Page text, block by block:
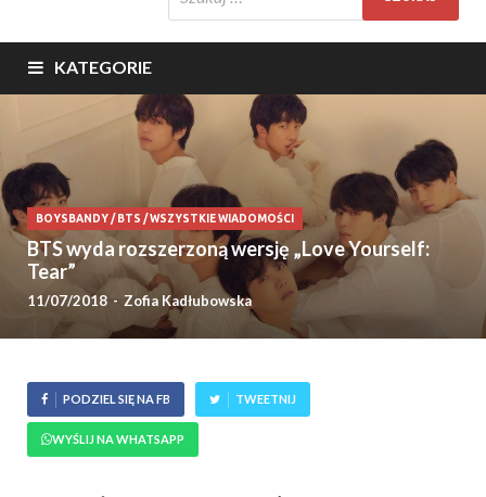
KATEGORIE
BOYSBANDY/BTS /WSZYSTKIE WIADOMOŚCI
BTS wyda rozszerzoną wersję „Love Yourself:
Tear”
11/07/2018 - Zofia Kadłubowska
PODZIEL SIĘ NA FB TWEETNIJ
WYŚLIJ NA WHATSAPP